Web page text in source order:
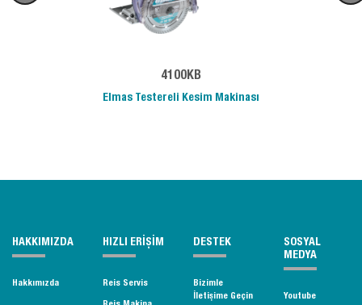
4100KB
Elmas Testereli Kesim Makinası
HAKKIMIZDA
Hakkımızda
HIZLI ERİŞİM
Reis Servis
DESTEK
Bizimle
İletişime Geçin
SOSYAL
MEDYA
Youtube